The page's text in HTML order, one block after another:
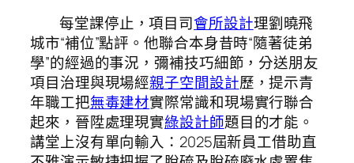
每堂課停止，項目司會所設計理劉曉飛
城市“補位”點評。他聯合本身昔時“隨著徒弟
學”的經過的事況，彌補技巧細節，分送朋友
項目治理與現場經親子空間設計歷，提示青
年職工把無毒建材實際常識和現場實行聯合
起來，晉陞處理現實綠設計師題目的才能。
講堂上沒有單向輸入：2025屆新員工借助直